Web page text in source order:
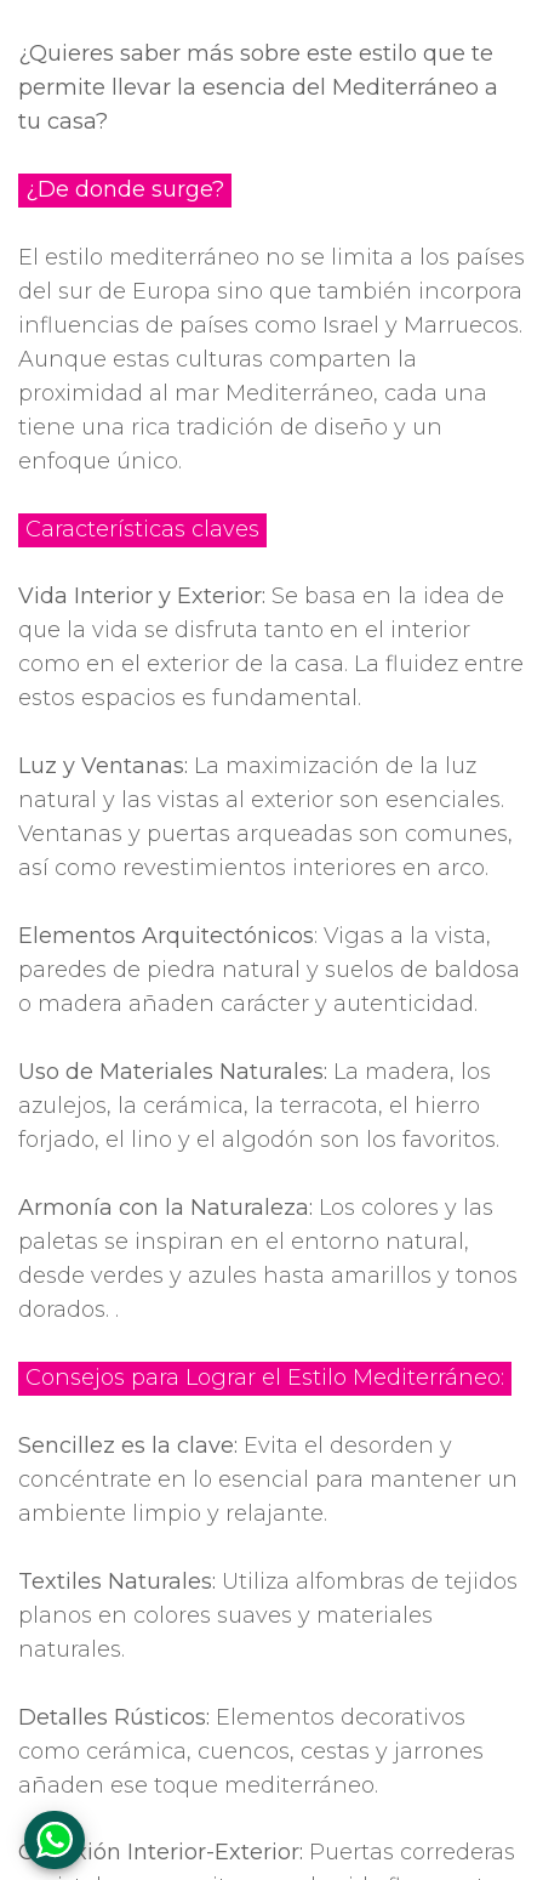
¿Quieres saber más sobre este estilo que te
permite llevar la esencia del Mediterráneo a
tu casa?
¿De donde surge?
El estilo mediterráneo no se limita a los países
del sur de Europa sino que también incorpora
influencias de países como Israel y Marruecos.
Aunque estas culturas comparten la
proximidad al mar Mediterráneo, cada una
tiene una rica tradición de diseño y un
enfoque único.
Características claves
Vida Interior y Exterior: Se basa en la idea de
que la vida se disfruta tanto en el interior
como en el exterior de la casa. La fluidez entre
estos espacios es fundamental.
Luz y Ventanas: La maximización de la luz
natural y las vistas al exterior son esenciales.
Ventanas y puertas arqueadas son comunes,
así como revestimientos interiores en arco.
Elementos Arquitectónicos: Vigas a la vista,
paredes de piedra natural y suelos de baldosa
o madera añaden carácter y autenticidad.
Uso de Materiales Naturales: La madera, los
azulejos, la cerámica, la terracota, el hierro
forjado, el lino y el algodón son los favoritos.
Armonía con la Naturaleza: Los colores y las
paletas se inspiran en el entorno natural,
desde verdes y azules hasta amarillos y tonos
dorados. .
Consejos para Lograr el Estilo Mediterráneo:
Sencillez es la clave: Evita el desorden y
concéntrate en lo esencial para mantener un
ambiente limpio y relajante.
Textiles Naturales: Utiliza alfombras de tejidos
planos en colores suaves y materiales
naturales.
Detalles Rústicos: Elementos decorativos
como cerámica, cuencos, cestas y jarrones
añaden ese toque mediterráneo.
Conexión Interior-Exterior: Puertas correderas